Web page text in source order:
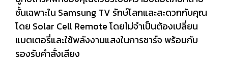
ชั้นเฉพาะใน Samsung TV รักษ์โลกและสะดวกกับคุณ
โดย Solar Cell Remote โดยไม่จำเป็นต้องเปลี่ยน
แบตเตอรี่และใช้พลังงานแสงในการชาร์จ พร้อมกับ
รองรับคำสั่งเสียง